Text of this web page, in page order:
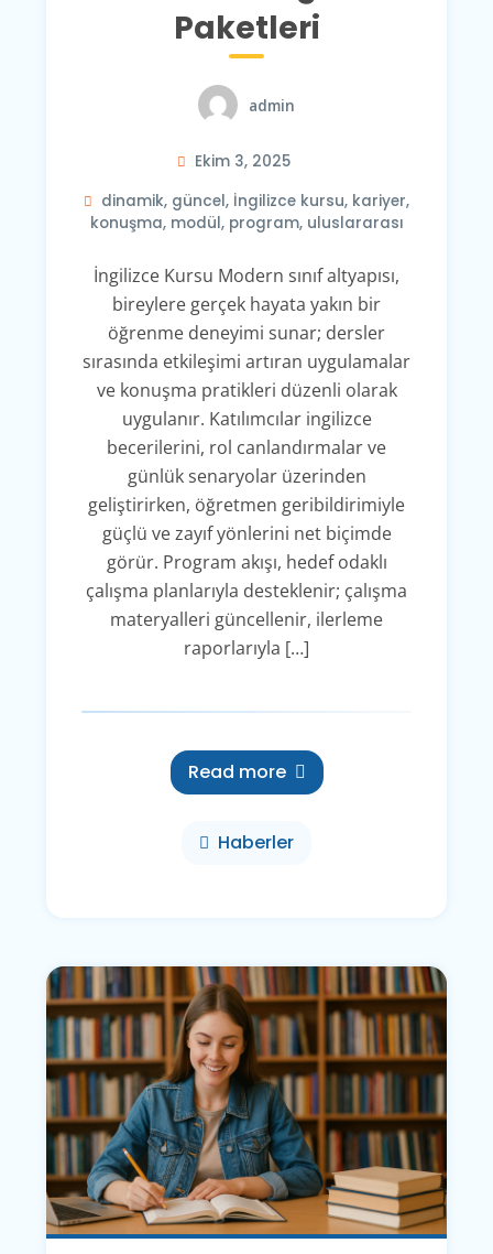
Paketleri
admin
Ekim 3, 2025
dinamik, güncel, İngilizce kursu, kariyer,
konuşma, modül, program, uluslararası
İngilizce Kursu Modern sınıf altyapısı,
bireylere gerçek hayata yakın bir
öğrenme deneyimi sunar; dersler
sırasında etkileşimi artıran uygulamalar
ve konuşma pratikleri düzenli olarak
uygulanır. Katılımcılar ingilizce
becerilerini, rol canlandırmalar ve
günlük senaryolar üzerinden
geliştirirken, öğretmen geribildirimiyle
güçlü ve zayıf yönlerini net biçimde
görür. Program akışı, hedef odaklı
çalışma planlarıyla desteklenir; çalışma
materyalleri güncellenir, ilerleme
raporlarıyla […]
Read more
Haberler